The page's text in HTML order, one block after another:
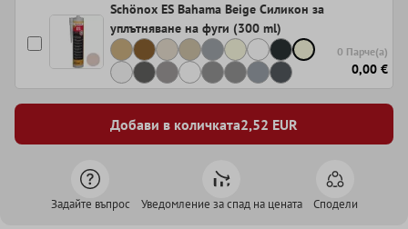
Schönox ES Bahama Beige Силикон за
уплътняване на фуги (300 ml)
0 Парче(а)
0,00 €
Добави в количката2,52 EUR
Задайте въпрос Уведомление за спад на цената Сподели